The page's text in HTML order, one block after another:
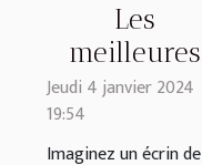
Les
meilleures
activités à
faire lors
d'une sortie
Jeudi 4 janvier 2024
19:54
Imaginez un écrin de